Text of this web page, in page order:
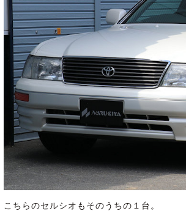
こちらのセルシオもそのうちの１台。